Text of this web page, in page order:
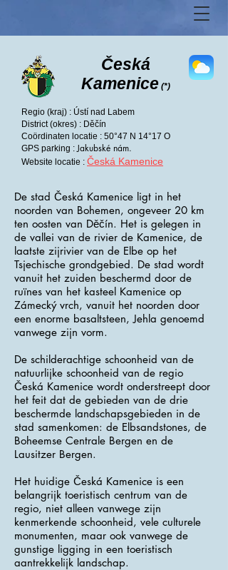
Česká
Kamenice (*)
Regio (kraj) : Ústí nad Labem
District (okres) : Děčín
Coördinaten locatie : 50°47 N 14°17 O
GPS parking :Jakubské nám.
Website locatie : Česká Kamenice
De stad Česká Kamenice ligt in het
noorden van Bohemen, ongeveer 20 km
ten oosten van Děčín. Het is gelegen in
de vallei van de rivier de Kamenice, de
laatste zijrivier van de Elbe op het
Tsjechische grondgebied. De stad wordt
vanuit het zuiden beschermd door de
ruïnes van het kasteel Kamenice op
Zámecký vrch, vanuit het noorden door
een enorme basaltsteen, Jehla genoemd
vanwege zijn vorm.
De schilderachtige schoonheid van de
natuurlijke schoonheid van de regio
Česká Kamenice wordt onderstreept door
het feit dat de gebieden van de drie
beschermde landschapsgebieden in de
stad samenkomen: de Elbsandstones, de
Boheemse Centrale Bergen en de
Lausitzer Bergen.
Het huidige Česká Kamenice is een
belangrijk toeristisch centrum van de
regio, niet alleen vanwege zijn
kenmerkende schoonheid, vele culturele
monumenten, maar ook vanwege de
gunstige ligging in een toeristisch
aantrekkelijk landschap.